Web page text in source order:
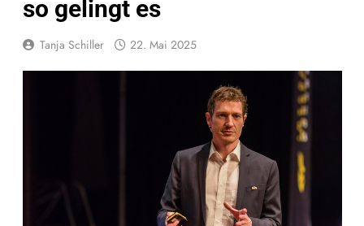
so gelingt es
Tanja Schiller 22. Mai 2025